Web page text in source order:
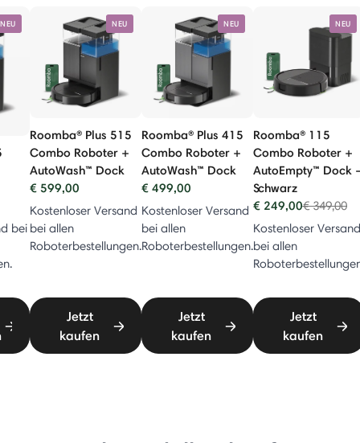
NEU
from
bei
NEU
Roomba® Plus 515
Combo Roboter +
AutoWash™ Dock
€ 599,00
Kostenloser Versand
bei allen
Roboterbestellungen.
Jetzt
kaufen
NEU
Roomba® Plus 415
Combo Roboter +
AutoWash™ Dock
€ 499,00
Kostenloser Versand
bei allen
Roboterbestellungen.
Jetzt
kaufen
NEU
Roomba® 115
Combo Roboter +
AutoEmpty™ Dock
Schwarz
€ 249,00Price
€ 349,00to
Kostenloser Versand
bei allen
Jetzt
kaufen